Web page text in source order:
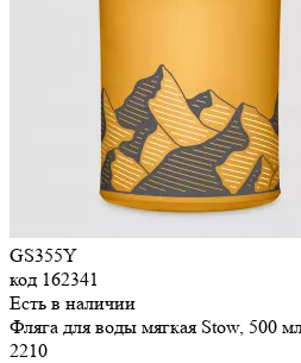
GS355Y
код 162341
Есть в наличии
Фляга для воды мягкая Stow, 500
2210